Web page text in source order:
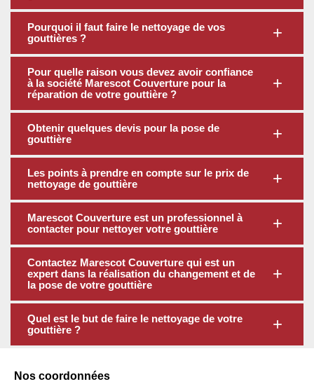
Pourquoi il faut faire le nettoyage de vos
gouttières ?
Pour quelle raison vous devez avoir confiance
à la société Marescot Couverture pour la
réparation de votre gouttière ?
Obtenir quelques devis pour la pose de
gouttière
Les points à prendre en compte sur le prix de
nettoyage de gouttière
Marescot Couverture est un professionnel à
contacter pour nettoyer votre gouttière
Contactez Marescot Couverture qui est un
expert dans la réalisation du changement et de
la pose de votre gouttière
Quel est le but de faire le nettoyage de votre
gouttière ?
Nos coordonnées